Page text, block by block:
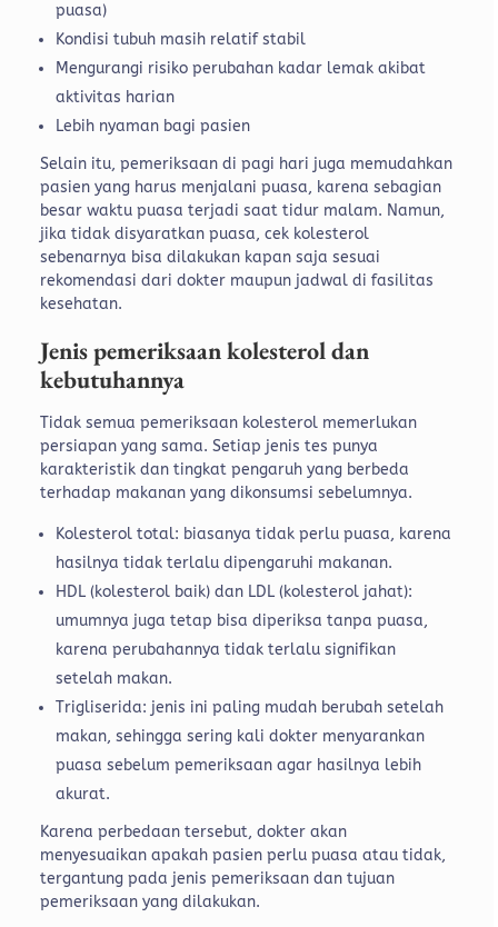
puasa)
Kondisi tubuh masih relatif stabil
Mengurangi risiko perubahan kadar lemak akibat
aktivitas harian
Lebih nyaman bagi pasien
Selain itu, pemeriksaan di pagi hari juga memudahkan
pasien yang harus menjalani puasa, karena sebagian
besar waktu puasa terjadi saat tidur malam. Namun,
jika tidak disyaratkan puasa, cek kolesterol
sebenarnya bisa dilakukan kapan saja sesuai
rekomendasi dari dokter maupun jadwal di fasilitas
kesehatan.
Jenis pemeriksaan kolesterol dan
kebutuhannya
Tidak semua pemeriksaan kolesterol memerlukan
persiapan yang sama. Setiap jenis tes punya
karakteristik dan tingkat pengaruh yang berbeda
terhadap makanan yang dikonsumsi sebelumnya.
Kolesterol total: biasanya tidak perlu puasa, karena
hasilnya tidak terlalu dipengaruhi makanan.
HDL (kolesterol baik) dan LDL (kolesterol jahat):
umumnya juga tetap bisa diperiksa tanpa puasa,
karena perubahannya tidak terlalu signifikan
setelah makan.
Trigliserida: jenis ini paling mudah berubah setelah
makan, sehingga sering kali dokter menyarankan
puasa sebelum pemeriksaan agar hasilnya lebih
akurat.
Karena perbedaan tersebut, dokter akan
menyesuaikan apakah pasien perlu puasa atau tidak,
tergantung pada jenis pemeriksaan dan tujuan
pemeriksaan yang dilakukan.